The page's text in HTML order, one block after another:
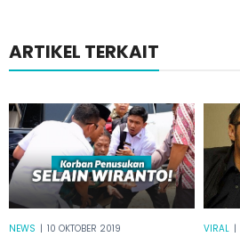
ARTIKEL TERKAIT
NEWS | 10 OKTOBER 2019 VIRAL |